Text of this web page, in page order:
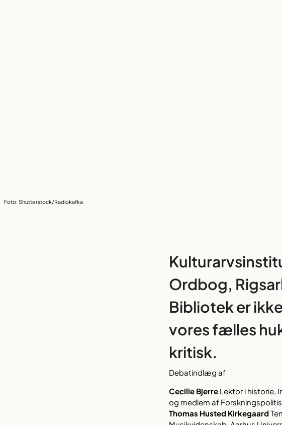
Foto: Shutterstock/Radiokafka
Ordbog,
Bibliotek er
vores fælles
kritisk.
Debatindlæg af
Cecilie Bjerre Lektor i historie,
og medlem af
Thomas Husted Kirkegaard